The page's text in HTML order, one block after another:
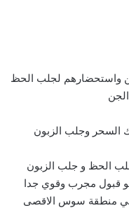
واستحضارهم لجلب الحظ
السحر وجلب الزبون
الحظ و جلب الزبون
قبول مجرب وقوي جدا
في منطقة سوس الاقصى